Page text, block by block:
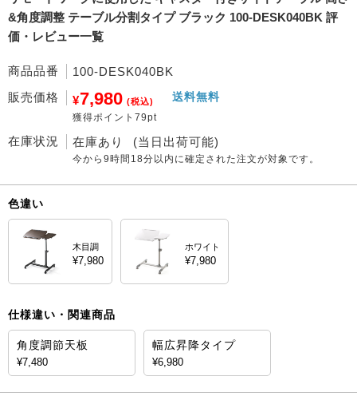
&角度調整 テーブル分割タイプ ブラック 100-DESK040BK 評
価・レビュー一覧
商品品番
100-DESK040BK
販売価格
¥7,980 (税込)
獲得ポイント79pt
送料無料
在庫状況 在庫あり (当日出荷可能)
今から9時間18分 以内に確定された注文が対象です。
色違い
木目調
¥7,980
ホワイト
¥7,980
仕様違い・関連商品
角度調節天板
¥7,480
幅広昇降タイプ
¥6,980